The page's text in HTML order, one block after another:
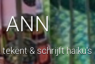
ANN
& schrijft haiku's